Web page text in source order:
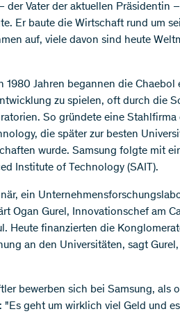
der Vater der aktuellen Präsidentin
Er baute die Wirtschaft rund um
auf, viele davon sind heute
1980 Jahren begannen die
zu spielen, oft durch die
So gründete eine
die später zur besten
wurde. Samsung folgte mit
Institute of Technology (SAIT).
ein
Ogan Gurel, Innovationschef am
Heute finanzierten die
an den Universitäten, sagt
bewerben sich bei Samsung, als
"Es geht um wirklich viel Geld und